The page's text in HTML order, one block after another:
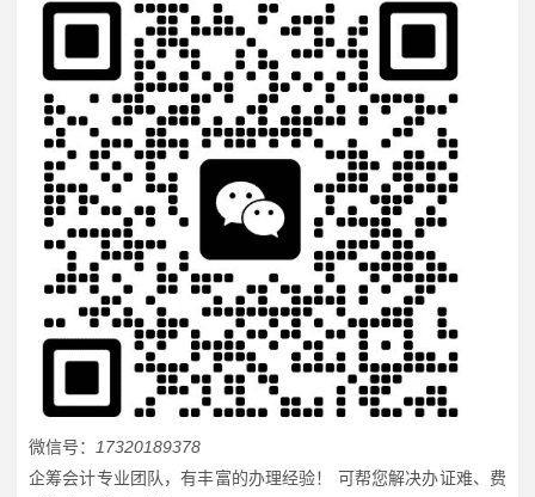
微信号：
17320189378
企筹会计专业团队，有丰富的办理经验！ 可帮您解决办证难、费